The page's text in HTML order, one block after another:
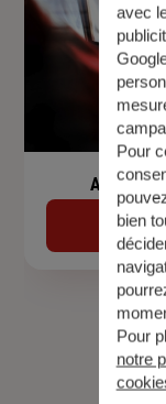
avec
Pour
bien
Pour
notre